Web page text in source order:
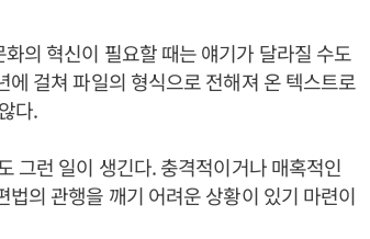
의 혁신이 필요할 때는 얘기가 달라질 수도
걸쳐 파일의 형식으로 전해져 온 텍스트로
다.
그런 일이 생긴다. 충격적이거나 매혹적인
법의 관행을 깨기 어려운 상황이 있기 마련이